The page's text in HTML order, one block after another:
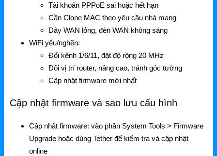
Tài khoản PPPoE sai hoặc hết hạn
Cần Clone MAC theo yêu cầu nhà mạng
Dây WAN lỏng, đèn WAN không sáng
WiFi yếu/nghẽn:
Đổi kênh 1/6/11, đặt độ rộng 20 MHz
Đổi vị trí router, nâng cao, tránh góc tường
Cập nhật firmware mới nhất
Cập nhật firmware và sao lưu cấu hình
Cập nhật firmware: vào phần System Tools > Firmware
Upgrade hoặc dùng Tether để kiểm tra và cập nhật
online